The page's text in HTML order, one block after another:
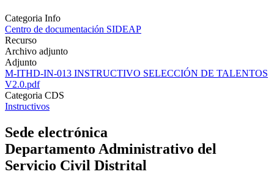
Categoria Info
Centro de documentación SIDEAP
Recurso
Archivo adjunto
Adjunto
M-ITHD-IN-013 INSTRUCTIVO SELECCIÓN DE TALENTOS
V2.0.pdf
Categoria CDS
Instructivos
Sede electrónica
Departamento Administrativo del
Servicio Civil Distrital